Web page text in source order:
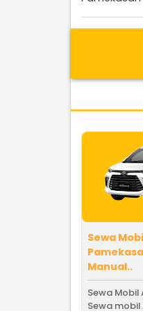
Sewa
Manual..
Sewa Mobil
Sewa